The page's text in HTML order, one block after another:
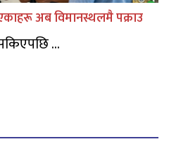
अब विमानस्थलमै पक्राउ
...